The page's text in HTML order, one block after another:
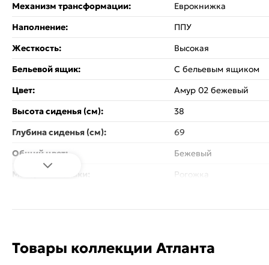
Механизм трансформации:
Еврокнижка
Наполнение:
ППУ
Жесткость:
Высокая
Бельевой ящик:
С бельевым ящиком
Цвет:
Амур 02 бежевый
Высота сиденья (см):
38
Глубина сиденья (см):
69
Общий цвет:
Бежевый
Материал обивки:
Рогожка
Назначение:
Товары коллекции Атланта